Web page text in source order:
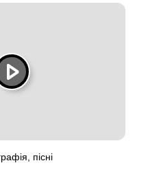
пісні